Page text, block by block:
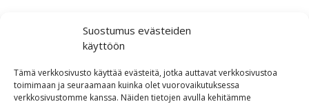
Suostumus evästeiden
käyttöön
Tämä verkkosivusto käyttää evästeitä, jotka auttavat verkkosivustoa
toimimaan ja seuraamaan kuinka olet vuorovaikutuksessa
verkkosivustomme kanssa. Näiden tietojen avulla kehitämme
Colliers Finland Oy
Firdonkatu 2 (käyntiosoite: Tripla
Workery West)